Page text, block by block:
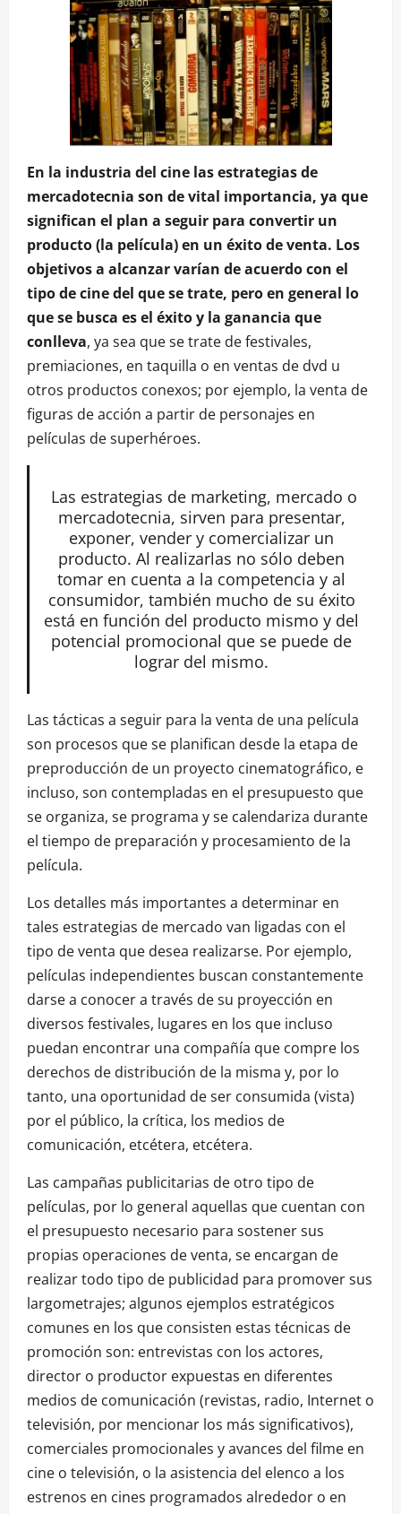
En la industria del cine las estrategias de
mercadotecnia son de vital importancia, ya que
significan el plan a seguir para convertir un
producto (la película) en un éxito de venta. Los
objetivos a alcanzar varían de acuerdo con el
tipo de cine del que se trate, pero en general lo
que se busca es el éxito y la ganancia que
conlleva, ya sea que se trate de festivales,
premiaciones, en taquilla o en ventas de dvd u
otros productos conexos; por ejemplo, la venta de
figuras de acción a partir de personajes en
películas de superhéroes.
Las estrategias de marketing, mercado o
mercadotecnia, sirven para presentar,
exponer, vender y comercializar un
producto. Al realizarlas no sólo deben
tomar en cuenta a la competencia y al
consumidor, también mucho de su éxito
está en función del producto mismo y del
potencial promocional que se puede de
lograr del mismo.
Las tácticas a seguir para la venta de una película
son procesos que se planifican desde la etapa de
preproducción de un proyecto cinematográfico, e
incluso, son contempladas en el presupuesto que
se organiza, se programa y se calendariza durante
el tiempo de preparación y procesamiento de la
película.
Los detalles más importantes a determinar en
tales estrategias de mercado van ligadas con el
tipo de venta que desea realizarse. Por ejemplo,
películas independientes buscan constantemente
darse a conocer a través de su proyección en
diversos festivales, lugares en los que incluso
puedan encontrar una compañía que compre los
derechos de distribución de la misma y, por lo
tanto, una oportunidad de ser consumida (vista)
por el público, la crítica, los medios de
comunicación, etcétera, etcétera.
Las campañas publicitarias de otro tipo de
películas, por lo general aquellas que cuentan con
el presupuesto necesario para sostener sus
propias operaciones de venta, se encargan de
realizar todo tipo de publicidad para promover sus
largometrajes; algunos ejemplos estratégicos
comunes en los que consisten estas técnicas de
promoción son: entrevistas con los actores,
director o productor expuestas en diferentes
medios de comunicación (revistas, radio, Internet o
televisión, por mencionar los más significativos),
comerciales promocionales y avances del filme en
cine o televisión, o la asistencia del elenco a los
estrenos en cines programados alrededor o en